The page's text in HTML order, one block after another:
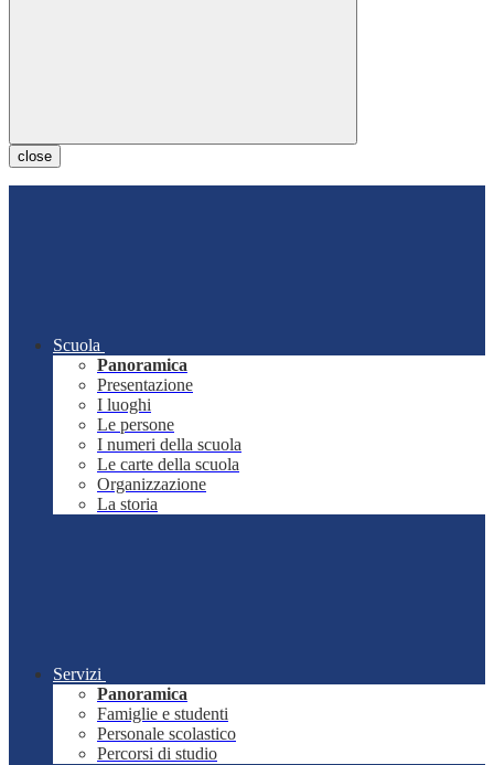
close
Scuola
Panoramica
Presentazione
I luoghi
Le persone
I numeri della scuola
Le carte della scuola
Organizzazione
La storia
Servizi
Panoramica
Famiglie e studenti
Personale scolastico
Percorsi di studio